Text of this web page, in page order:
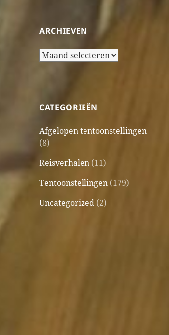
ARCHIEVEN
Archieven
CATEGORIEËN
Afgelopen tentoonstellingen
(8)
Reisverhalen (11)
Tentoonstellingen (179)
Uncategorized (2)